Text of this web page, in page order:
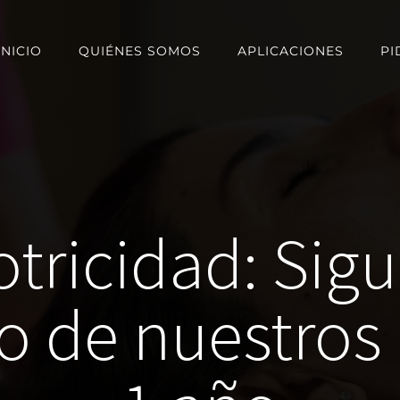
QUIÉNES SOMOS APLICACIONES
de nuestros